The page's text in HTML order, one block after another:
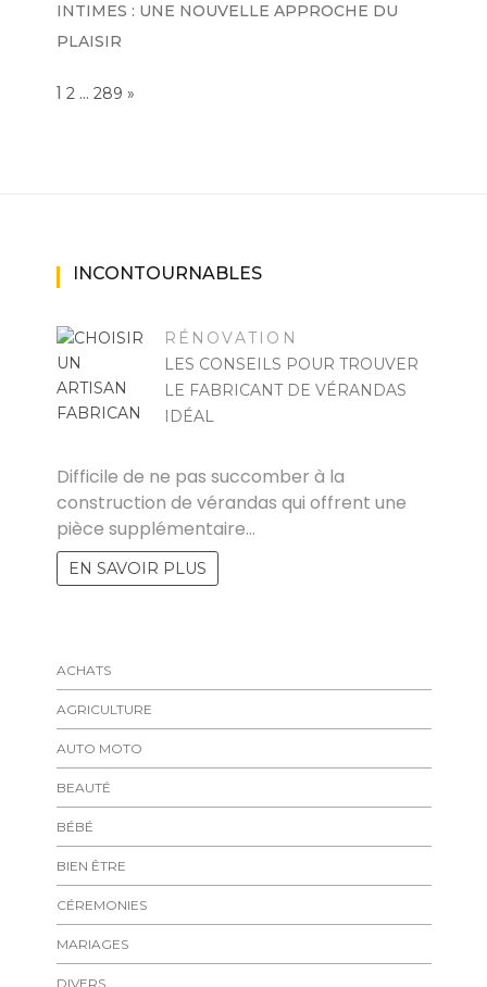
INTIMES : UNE NOUVELLE APPROCHE DU
PLAISIR
Page:
1 2 … 289 NEXT
»
INCONTOURNABLES
RÉNOVATION
LES CONSEILS POUR TROUVER
LE FABRICANT DE VÉRANDAS
IDÉAL
Difficile de ne pas succomber à la
construction de vérandas qui offrent une
pièce supplémentaire…
EN SAVOIR PLUS
ACHATS
AGRICULTURE
AUTO MOTO
BEAUTÉ
BÉBÉ
BIEN ÊTRE
CÉREMONIES
MARIAGES
DIVERS